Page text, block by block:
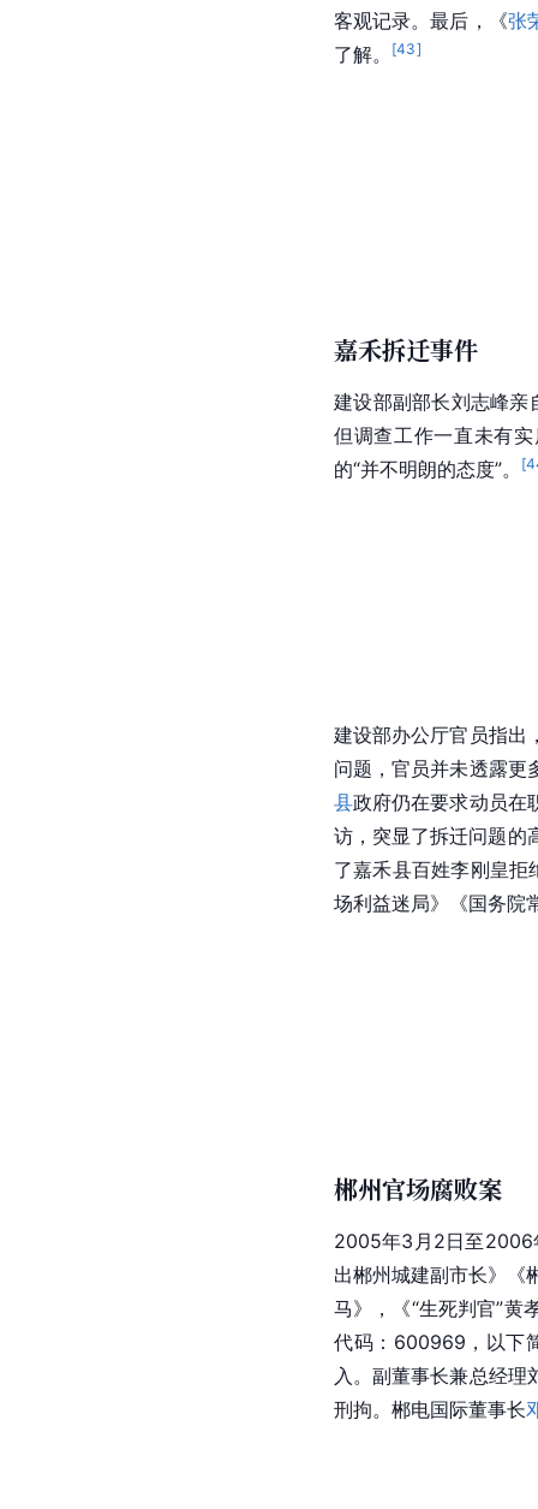
客观记录。最后，《张
了解。
[43]
嘉禾拆迁事件
建设部副部长刘志峰
但调查工作一直未有
的“并不明朗的态度”。
[
建设部办公厅官员指出
问题，官员并未透露更
县政府仍在要求动员在
访，突显了拆迁问题的
了嘉禾县百姓李刚皇
场利益迷局》《国务院
郴州官场腐败案
2005年3月2日至2006
出郴州城建副市长》《
马》，《“生死判官”黄
代码：600969，以下
入。副董事长兼总经理
刑拘。 郴电国际董事长